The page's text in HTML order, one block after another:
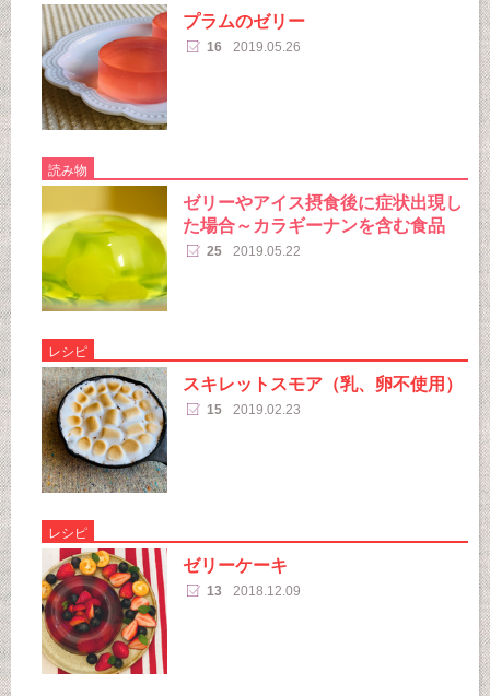
プラムのゼリー
16 2019.05.26
読み物
ゼリーやアイス摂食後に症状出現し
た場合～カラギーナンを含む食品
25 2019.05.22
レシピ
スキレットスモア（乳、卵不使用）
15 2019.02.23
レシピ
ゼリーケーキ
13 2018.12.09